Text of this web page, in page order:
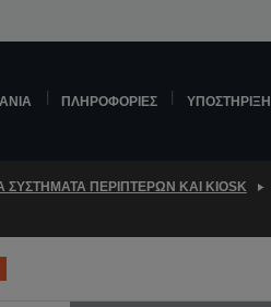
ΠΛΗΡΟΦΟΡΊΕΣ ΥΠΟΣΤΉΡΙΞΗ
ΣΥΣΤΉΜΑΤΑ ΠΕΡΙΠΤΈΡΩΝ ΚΑΙ KIOSK